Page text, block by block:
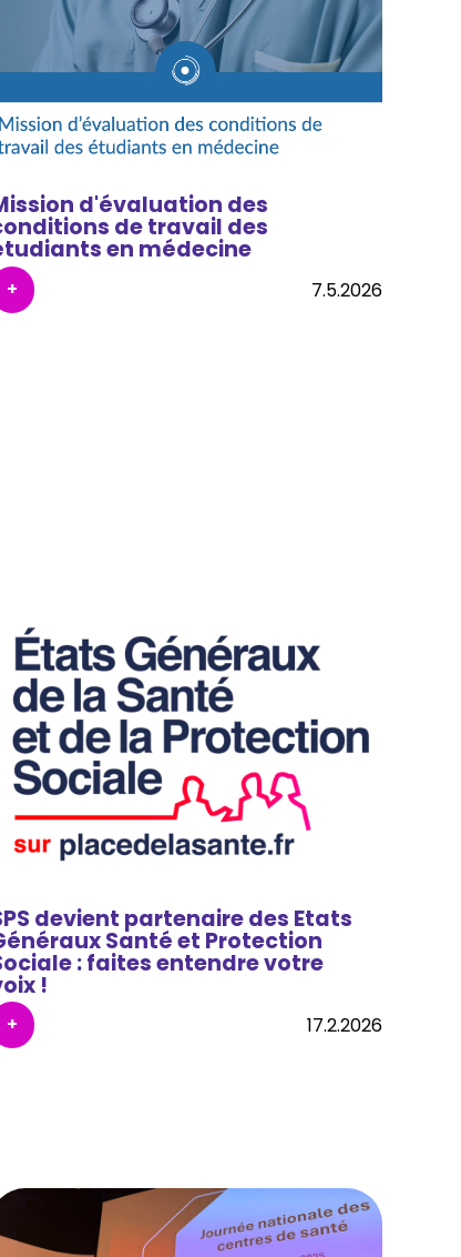
d'évaluation des
de travail des
en médecine
+ 7.5.2026
devient partenaire des Etats
Santé et Protection
: faites entendre votre
!
+ 17.2.2026